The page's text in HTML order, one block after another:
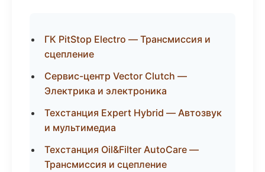
ГК PitStop Electro — Трансмиссия и
сцепление
Сервис-центр Vector Clutch —
Электрика и электроника
Техстанция Expert Hybrid — Автозвук
и мультимедиа
Техстанция Oil&Filter AutoCare —
Трансмиссия и сцепление